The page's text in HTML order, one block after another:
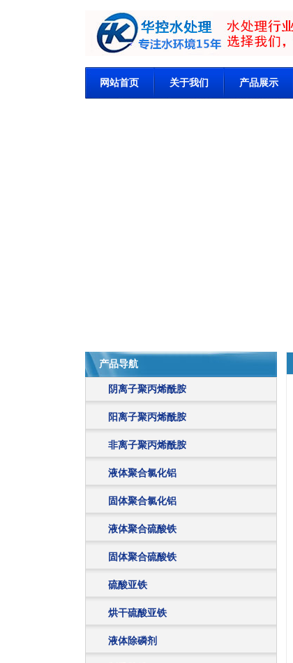
网站首页 关于我们 产品展示
产品导航
阴离子聚丙烯酰胺
阳离子聚丙烯酰胺
非离子聚丙烯酰胺
液体聚合氯化铝
固体聚合氯化铝
液体聚合硫酸铁
固体聚合硫酸铁
硫酸亚铁
烘干硫酸亚铁
液体除磷剂